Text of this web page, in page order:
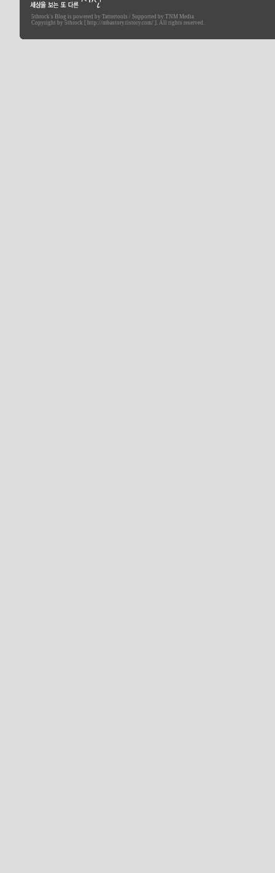
세상을 보는 또 다른 시선
5throck's Blog is powered by Tattertools / Supported by TNM Media
Copyright by 5throck [ http://mbastory.tistory.com/ ]. All rights reserved.